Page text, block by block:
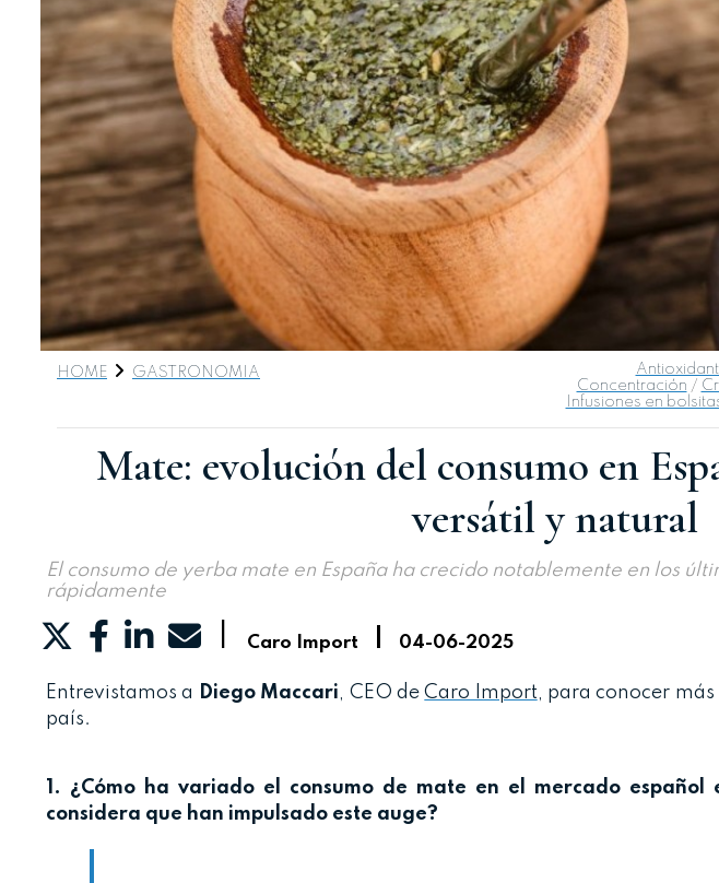
HOME GASTRONOMIA
Concentración /
Infusiones en
Mate: evolución del consumo en
versátil y natural
El consumo de yerba mate en España ha crecido notablemente en los
rápidamente
| Caro Import | 04-06-2025
Entrevistamos a Diego Maccari, CEO deCaro Import, para conocer
país.
1. ¿Cómo ha variado el consumo de mate en el mercado español
considera que han impulsado este auge?